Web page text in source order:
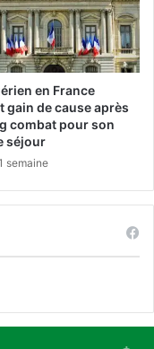
en France
gain de cause après
combat pour son
séjour
semaine